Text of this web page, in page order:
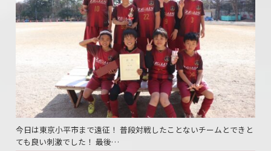
今日は東京小平市まで遠征！ 普段対戦したことないチームとできと
ても良い刺激でした！ 最後…